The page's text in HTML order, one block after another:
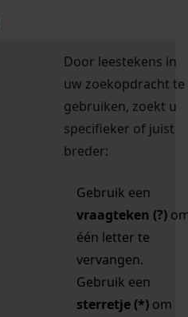
Door leestekens in
uw zoekopdracht te
gebruiken, zoekt u
specifieker of juist
breder:
Gebruik een
vraagteken (?)
één letter te
vervangen.
Gebruik een
sterretje (*) om